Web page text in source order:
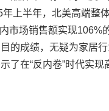
上半年，北美高端整
市场销售额实现106%
的成绩，无疑为家居
了在“反内卷”时代实现